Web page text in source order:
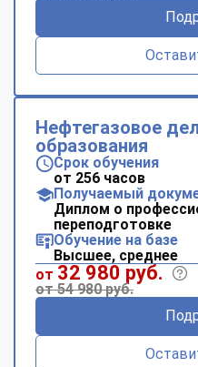
Нефтегазовое
образования
Срок обучения
от 256 часов
Получаемый
Диплом о
переподготовке
Обучение на базе
Высшее, среднее
от 32 980 руб.
от 54 980 руб.